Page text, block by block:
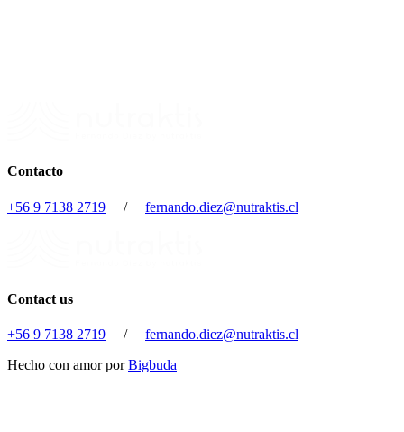
Contacto
+56 9 7138 2719 / fernando.diez@nutraktis.cl
Contact us
+56 9 7138 2719 / fernando.diez@nutraktis.cl
Hecho con amor porBigbuda